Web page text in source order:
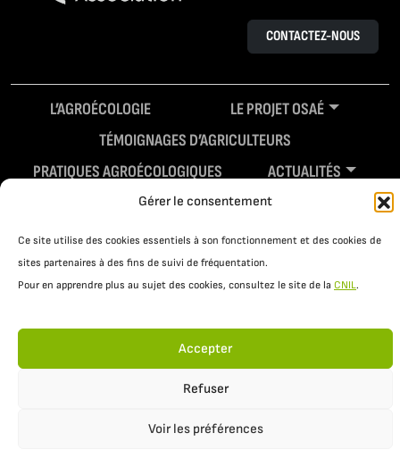
Gérer le consentement
Ce site utilise des cookies essentiels à son fonctionnement et des cookies de
sites partenaires à des fins de suivi de fréquentation.
Pour en apprendre plus au sujet des cookies, consultez le site de la CNIL.
Accepter
Refuser
Voir les préférences
CONTACTEZ-NOUS
L’AGROÉCOLOGIE
LE PROJET OSAÉ
TÉMOIGNAGES D’AGRICULTEURS
PRATIQUES AGROÉCOLOGIQUES
ACTUALITÉS
RESSOURCES
Politique de confidentialité